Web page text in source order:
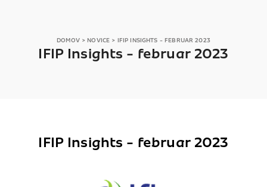
DOMOV> NOVICE > IFIP INSIGHTS - FEBRUAR 2023
IFIP Insights - februar 2023
IFIP Insights - februar 2023